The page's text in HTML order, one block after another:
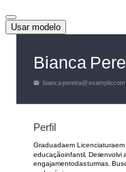
Usar modelo